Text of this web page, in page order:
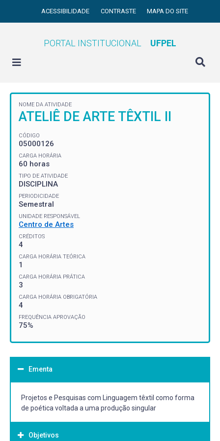
ACESSIBILIDADE CONTRASTE MAPA DO SITE
PORTAL INSTITUCIONAL UFPEL
NOME DA ATIVIDADE
ATELIÊ DE ARTE TÊXTIL II
CÓDIGO
05000126
CARGA HORÁRIA
60 horas
TIPO DE ATIVIDADE
DISCIPLINA
PERIODICIDADE
Semestral
UNIDADE RESPONSÁVEL
Centro de Artes
CRÉDITOS
4
CARGA HORÁRIA TEÓRICA
1
CARGA HORÁRIA PRÁTICA
3
CARGA HORÁRIA OBRIGATÓRIA
4
FREQUÊNCIA APROVAÇÃO
75%
Ementa
Projetos e Pesquisas com Linguagem têxtil como forma
de poética voltada a uma produção singular
Objetivos